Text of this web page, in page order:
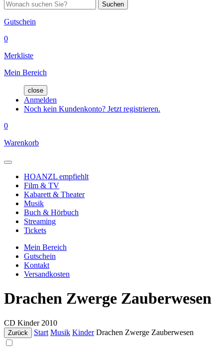
Suchen
Gutschein
0
Merkliste
Mein Bereich
close
Anmelden
Noch kein Kundenkonto? Jetzt registrieren.
0
Warenkorb
HOANZL empfiehlt
Film & TV
Kabarett & Theater
Musik
Buch & Hörbuch
Streaming
Tickets
Mein Bereich
Gutschein
Kontakt
Versandkosten
Drachen Zwerge Zauberwesen
CD Kinder 2010
Zurück Start Musik Kinder Drachen Zwerge Zauberwesen